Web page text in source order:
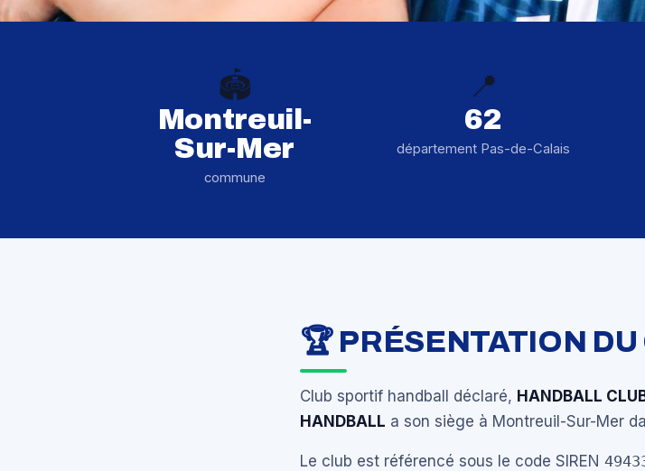
🏟️
Montreuil-
Sur-Mer
commune
📍
62
département Pas-de-Calais
🏆 PRÉSENTATION DU
Club sportif handball déclaré, HANDBALL
HANDBALL a son siège à Montreuil-Sur-Mer
Le club est référencé sous le code SIREN